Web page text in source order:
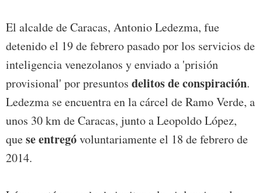
El alcalde de Caracas, Antonio Ledezma, fue
detenido el 19 de febrero pasado por los servicios de
inteligencia venezolanos y enviado a 'prisión
provisional' por presuntos delitos de conspiración.
Ledezma se encuentra en la cárcel de Ramo Verde, a
unos 30 km de Caracas, junto a Leopoldo López,
quese entregóvoluntariamente el 18 de febrero de
2014.